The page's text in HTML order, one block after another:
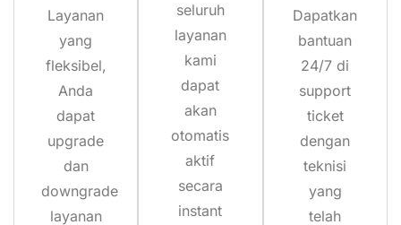
Layanan
yang
fleksibel,
Anda
dapat
upgrade
dan
downgrade
layanan
seluruh
layanan
kami
dapat
akan
otomatis
aktif
secara
instant
Dapatkan
bantuan
24/7 di
support
ticket
dengan
teknisi
yang
telah